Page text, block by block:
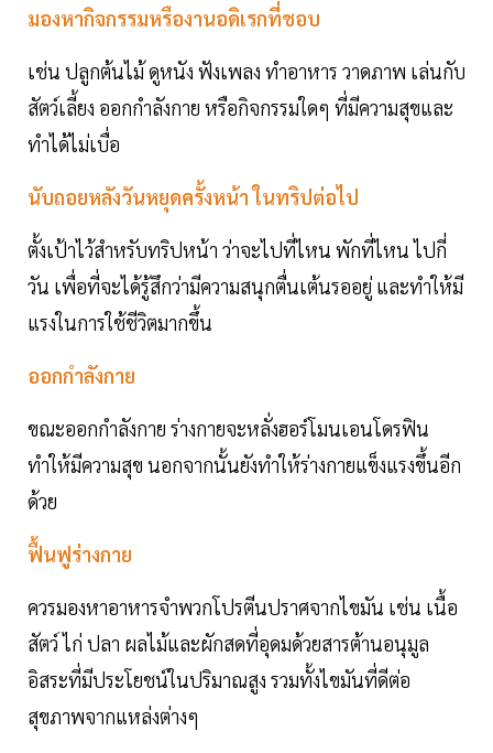
มองหากิจกรรมหรืองานอดิเรกที่ชอบ
เช่น ปลูกต้นไม้ ดูหนัง ฟังเพลง ทำอาหาร วาดภาพ เล่นกับ
สัตว์เลี้ยง ออกกำลังกาย หรือกิจกรรมใดๆ ที่มีความสุขและ
ทำได้ไม่เบื่อ
นับถอยหลังวันหยุดครั้งหน้า ในทริปต่อไป
ตั้งเป้าไว้สำหรับทริปหน้า ว่าจะไปที่ไหน พักที่ไหน ไปกี่
วัน เพื่อที่จะได้รู้สึกว่ามีความสนุกตื่นเต้นรออยู่ และทำให้มี
แรงในการใช้ชีวิตมากขึ้น
ออกกำลังกาย
ขณะออกกำลังกาย ร่างกายจะหลั่งฮอร์โมนเอนโดรฟิน
ทำให้มีความสุข นอกจากนั้นยังทำให้ร่างกายแข็งแรงขึ้นอีก
ด้วย
ฟื้นฟูร่างกาย
ควรมองหาอาหารจำพวกโปรตีนปราศจากไขมัน เช่น เนื้อ
สัตว์ ไก่ ปลา ผลไม้และผักสดที่อุดมด้วยสารต้านอนุมูล
อิสระที่มีประโยชน์ในปริมาณสูง รวมทั้งไขมันที่ดีต่อ
สุขภาพจากแหล่งต่างๆ